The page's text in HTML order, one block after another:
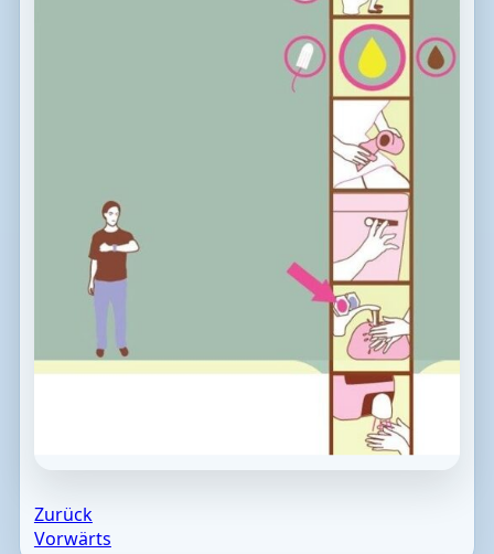
Zurück
Vorwärts